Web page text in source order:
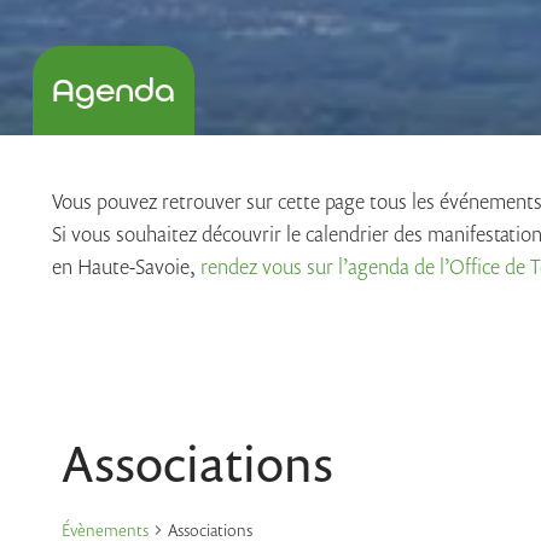
Agenda
Vous pouvez retrouver sur cette page tous les
Si vous souhaitez découvrir le calendrier des
en Haute-Savoie, rendez vous sur l’agenda de l’Office
Associations
Évènements Associations